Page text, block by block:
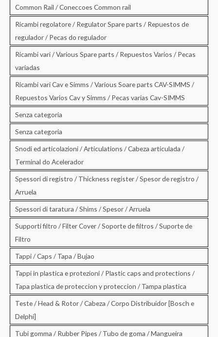
Common Rail / Coneccoes Common rail
Ricambi regolatore / Regulator Spare parts / Repuestos de
regulador / Pecas do regulador
Ricambi vari / Various Spare parts / Repuestos Varios / Pecas
variadas
Ricambi vari Cav e Simms / Various Soare parts CAV-SIMMS /
Repuestos Varios Cav y Simms / Pecas varias Cav-SIMMS
Senza categoria
Senza categoria
Snodi ed articolazioni / Articulations / Cabeza articulada /
Terminal do Acelerador
Spessori di registro / Thickness register / Spesor de registro /
Arruela
Spessori di taratura / Shims / Spesor / Arruela
Supporti filtro / Filter Cover / Soporte de filtros / Suporte de
Filtro
Tappi / Caps / Tapa / Bujao
Tappi in plastica e protezioni / Plastic caps and protections /
Tapa plastica de proteccion y proteccion / Tampa plastica
Teste / Head & Rotor / Cabeza / Corpo Distribuidor [Bosch e
Delphi]
Tubi gomma / Rubber Pipes / Tubo de goma / Mangueira